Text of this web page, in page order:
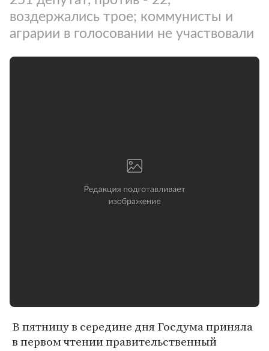
воздержались трое; коммунисты и
аграрии в голосовании не участвовали
В пятницу в середине дня Госдума приняла
в первом чтении правительственный